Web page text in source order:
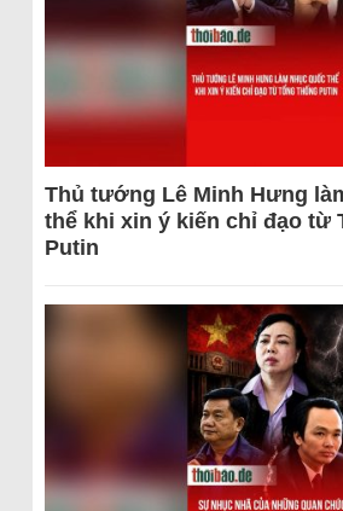
Thủ tướng Lê Minh Hưng
thể khi xin ý kiến chỉ đạo từ
Putin